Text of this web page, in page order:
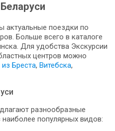
актуальные поездки по
Больше всего в каталоге
Для удобства Экскурсии
центров можно
из Бреста, Витебска,
разнообразные
популярных видов: